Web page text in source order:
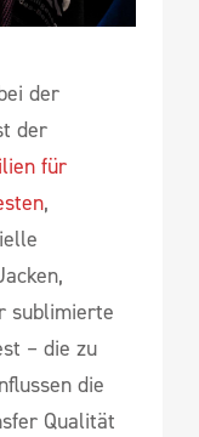
der
der
für
,
sublimierte
– die zu
die
Qualität